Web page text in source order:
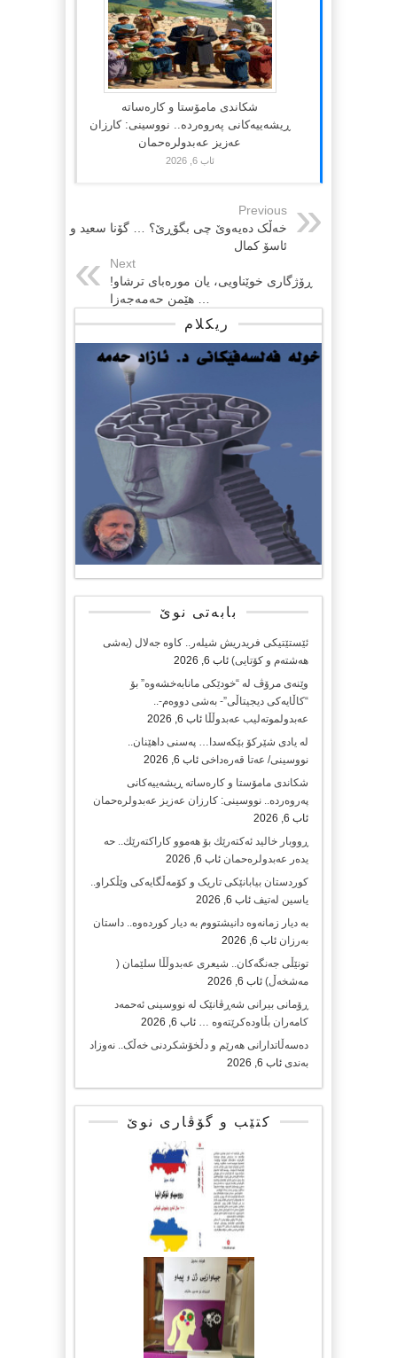
شکاندی مامۆستا و کارەساتە
ڕیشەییەکانی پەروەردە.. نووسینی: کارزان
عەزیز عەبدولرەحمان
ئاب 6, 2026
Previous
خەڵک دەیەوێ چی بگۆڕێ؟ … گۆنا سعید و
ئاسۆ کمال
Next
ڕۆژگاری خوێناویی، یان مورەبای ترشاو!
… هێمن حەمەجەزا
ریکلام
بابەتی نوێ
ئێستێتیکی فریدریش شیلەر.. کاوە جەلال (بەشی
هەشتەم و کۆتایی) ئاب 6, 2026
وێنەی مرۆڤ لە “خودێکی مانابەخشەوە” بۆ
“کاڵایەکی دیجیتاڵی”- بەشی دووەم-..
عەبدولموتەلیب عەبدوڵڵا ئاب 6, 2026
لە یادی شێرکۆ بێکەسدا… پەسنی داهێنان..
نووسینی/ عەتا قەرەداخی ئاب 6, 2026
شکاندی مامۆستا و کارەساتە ڕیشەییەکانی
پەروەردە.. نووسینی: کارزان عەزیز عەبدولرەحمان
ئاب 6, 2026
ڕووبار خالید ئەكتەرێك بۆ هەموو كاراكتەرێك.. حه
یدەر عەبدولرەحمان ئاب 6, 2026
کوردستان بیابانێکی تاریک و کۆمەڵگایەکی وێڵکراو..
یاسین لەتیف ئاب 6, 2026
بە دیار زمانەوە دانیشتووم بە دیار کوردەوە.. داستان
بەرزان ئاب 6, 2026
تونێڵی جەنگەکان.. شیعری عەبدوڵڵا سلێمان (
مەشخەڵ) ئاب 6, 2026
ڕۆمانی بیرانی شەڕڤانێک لە نووسینی ئەحمەد
کامەران بڵاودەکرێتەوە … ئاب 6, 2026
دەسەڵاتدارانی هەرێم و دڵخۆشکردنی خەڵک.. نەوزاد
بەندی ئاب 6, 2026
کتێب و گۆڤاری نوێ